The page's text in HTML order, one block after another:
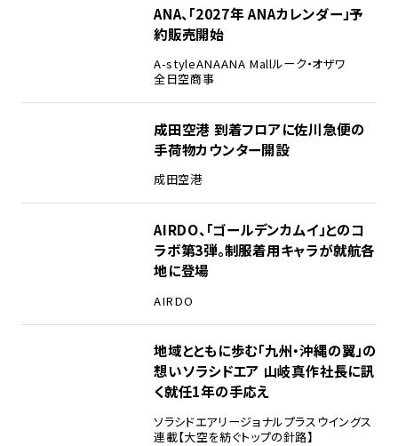
ANA、「2027年 ANAカレンダー」予
約販売開始
A-styleANAANA Mallルーク・オザワ
全日空商事
成田空港 到着フロアに佐川急便の
手荷物カウンター開設
成田空港
AIRDO、「ゴールデンカムイ」とのコ
ラボ第3弾。制服着用キャラが就航各
地に登場
AIRDO
地域とともに歩む「九州・沖縄の翼」の
想い――ソラシドエア 山岐真作社長に訊
く就任1年の手応え
ソラシドエアリージョナルプラスウイングス
連載【大空を紡ぐトップの針路】